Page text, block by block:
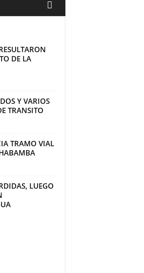
DE LA
Y VARIOS
TRANSITO
TRAMO VIAL
LUEGO